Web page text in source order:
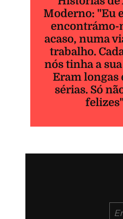
Moderno: "Eu
encontrámo-
acaso, numa
trabalho.
nós tinha a
Eram longas
sérias. Só